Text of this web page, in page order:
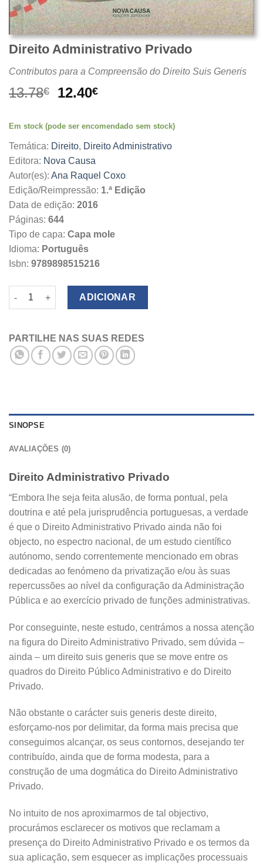
Direito Administrativo Privado
Contributos para a Compreensão do Direito Suis Generis
13.78€
O
original
13.78€.
12.40€O
atual
12.40€.
Em stock (pode ser encomendado sem stock)
Temática: Direito, Direito Administrativo
Editora: Nova Causa
Autor(es): Ana Raquel Coxo
Edição/Reimpressão: 1.ª Edição
Data de edição: 2016
Páginas: 644
Tipo de capa: Capa mole
Idioma: Português
Isbn: 9789898515216
Quantidade de Direito Administrativo Privado
ADICIONAR
PARTILHE NAS SUAS REDES
SINOPSE
AVALIAÇÕES (0)
Direito Administrativo Privado
“Embora lhe seja feita alusão, de forma pontual, pela
doutrina e até pela jurisprudência portuguesas, a verdade
é que o Direito Administrativo Privado ainda não foi
objecto, no espectro nacional, de um estudo científico
autónomo, sendo correntemente mencionado em obras
dedicadas ao fenómeno da privatização e/ou às suas
repercussões ao nível da configuração da Administração
Pública e ao exercício privado de funções administrativas.
Por conseguinte, neste estudo, centrámos a nossa atenção
na figura do Direito Administrativo Privado, sem dúvida –
ainda – um direito suis generis que se move entre os
quadros do Direito Público Administrativo e do Direito
Privado.
Não obstante o carácter suis generis deste direito,
esforçamo-nos por delimitar, da forma mais precisa que
conseguimos alcançar, os seus contornos, desejando ter
contribuído, ainda que de forma modesta, para a
construção de uma dogmática do Direito Administrativo
Privado.
No intuito de nos aproximarmos de tal objectivo,
procurámos esclarecer os motivos que reclamam a
presença do Direito Administrativo Privado e os termos da
sua aplicação, sem esquecer as implicações processuais